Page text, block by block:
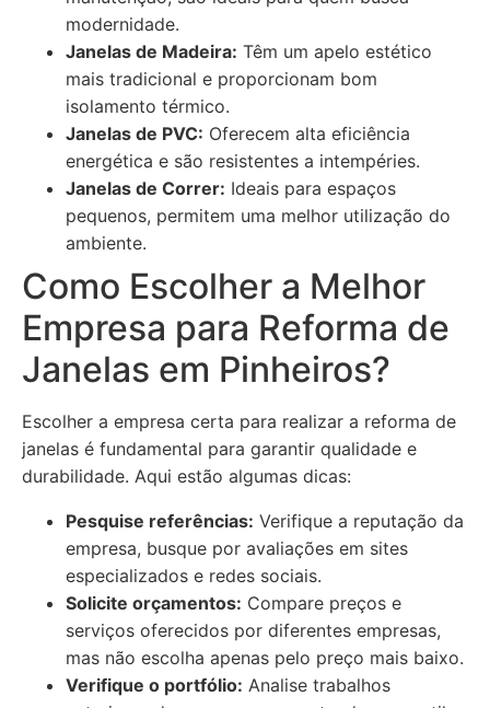
modernidade.
Janelas de Madeira: Têm um apelo estético
mais tradicional e proporcionam bom
isolamento térmico.
Janelas de PVC: Oferecem alta eficiência
energética e são resistentes a intempéries.
Janelas de Correr: Ideais para espaços
pequenos, permitem uma melhor utilização do
ambiente.
Como Escolher a Melhor
Empresa para Reforma de
Janelas em Pinheiros?
Escolher a empresa certa para realizar a reforma de
janelas é fundamental para garantir qualidade e
durabilidade. Aqui estão algumas dicas:
Pesquise referências: Verifique a reputação da
empresa, busque por avaliações em sites
especializados e redes sociais.
Solicite orçamentos: Compare preços e
serviços oferecidos por diferentes empresas,
mas não escolha apenas pelo preço mais baixo.
Verifique o portfólio: Analise trabalhos